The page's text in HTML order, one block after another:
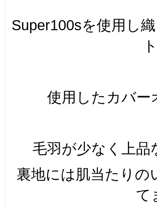
Super100sを使用し
使用したカバー
毛羽が少なく上品
裏地には肌当たり
て